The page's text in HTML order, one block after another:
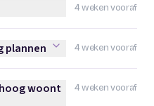
4 weken vooraf
4 weken vooraf
afvinken
plannen
4 weken vooraf
woont afvinken
woont